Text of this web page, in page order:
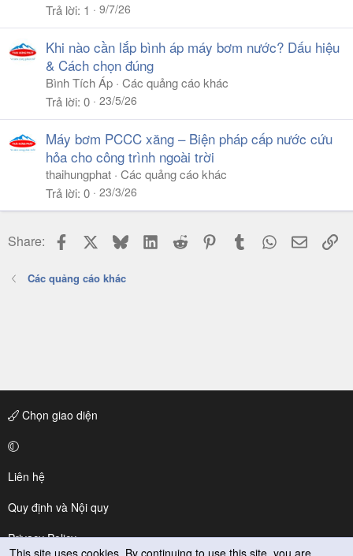
Trả lời 1 9/7/26
Khi nào cần lắp bình áp máy bơm nước? Dấu hiệu
& Cách chọn đúng
Bình Tích Áp Các quảng cáo khác
Trả lời 0 23/5/26
Máy bơm PCCC xăng – Biện pháp cấp nước cứu
hỏa cho công trình ngoài trời
thaihungphat Các quảng cáo khác
Trả lời 0 23/3/26
Share: Facebook BlueskyLinkedIn
Reddit PinterestTumblr WhatsApp
Email
Các quảng cáo khác
Chọn giao diện
Liên hệ
Quy định và Nội quy
Privacy Policy
This site uses cookies. By continuing to use this site, you are